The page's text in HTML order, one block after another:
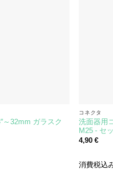
～32mm ガラスク
コネクタ
洗面器用
M25 - セ
4,90€
消費税込